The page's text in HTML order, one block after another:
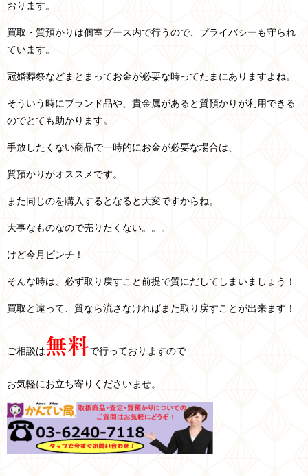
おります。
買取・質預かりは個室ブース内で行うので、プライバシーも守られ
ています。
冠婚葬祭などまとまってお金が必要な時ってたまにありますよね。
そういう時にブランド品や、貴金属があると質預かりが利用できる
のでとても助かります。
手放したくない商品で一時的にお金が必要な場合は、
質預かりがオススメです。
また同じのを購入するとなると大変ですからね。
大事なものなので売りたくない。。。
けど今月ピンチ！
そんな時は、必ず取り戻すこと前提で質にだしてしまいましょう！
買取と違って、質なら流さなければまた取り戻すことが出来ます！
ご相談は無料で行っておりますので
お気軽にお立ち寄りくださいませ。